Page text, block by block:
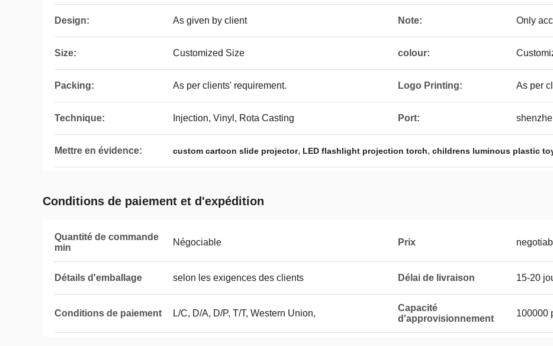
Design: As given by client Note: Only
Size: Customized Size colour:
Packing: As per clients' requirement. Logo Printing: As per
Technique: Injection, Vinyl, Rota Casting Port:
Mettre en évidence: custom cartoon slide projector, LED flashlight projection torch, childrens luminous plastic
Conditions de paiement et d'expédition
Quantité de commande
min
Négociable Prix
Détails d'emballage selon les exigences des clients Délai de livraison 15-20
Conditions de paiement L/C, D/A, D/P, T/T, Western Union,
Capacité
d'approvisionnement
100000